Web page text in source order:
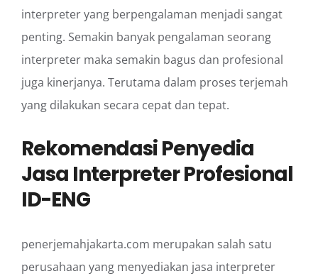
interpreter yang berpengalaman menjadi sangat
penting. Semakin banyak pengalaman seorang
interpreter maka semakin bagus dan profesional
juga kinerjanya. Terutama dalam proses terjemah
yang dilakukan secara cepat dan tepat.
Rekomendasi Penyedia
Jasa Interpreter Profesional
ID-ENG
penerjemahjakarta.com merupakan salah satu
perusahaan yang menyediakan jasa interpreter